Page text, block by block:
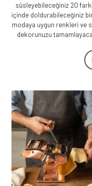
süsleyebileceğiniz 20
içinde doldurabileceğiniz
modaya uygun renkleri ve
dekorunuzu